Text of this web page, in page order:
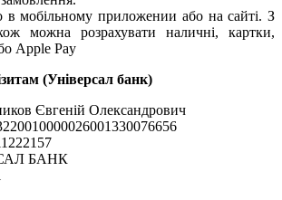
в мобільному приложении або на сайті. З
можна розрахувати наличні, картки,
Apple Pay
(Універсал банк)
Євгеній Олександрович
БАНК